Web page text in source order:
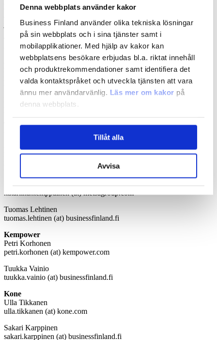
Denna webbplats använder kakor
Business Finland använder olika tekniska lösningar
på sin webbplats och i sina tjänster samt i
mobilapplikationer. Med hjälp av kakor kan
webbplatsens besökare erbjudas bl.a. riktat innehåll
och produktrekommendationer samt identifiera det
valda kontaktspråket och utveckla tjänsten att vara
ännu mer användarvänlig. Läs mer om kakor på
denna webbplats.
Tillåt alla
Avvisa
Borealis Polymers
jaakko.tuomainen (at) borealisgroup.com
Tuomas Lehtinen
tuomas.lehtinen (at) businessfinland.fi
Danfoss
Laura Frisk
laura.frisk (at) danfoss.com
Pia Karumaa
pia.karumaa (at) danfoss.com
Tero Ijäs
tero.ijas (at) businessfinland.fi
Fortum & Metsä Group
hanne.wikberg (at) fortum.com
katariina.kemppainen (at) metsagroup.com
Tuomas Lehtinen
tuomas.lehtinen (at) businessfinland.fi
Kempower
Petri Korhonen
petri.korhonen (at) kempower.com
Tuukka Vainio
tuukka.vainio (at) businessfinland.fi
Kone
Ulla Tikkanen
ulla.tikkanen (at) kone.com
Sakari Karppinen
sakari.karppinen (at) businessfinland.fi